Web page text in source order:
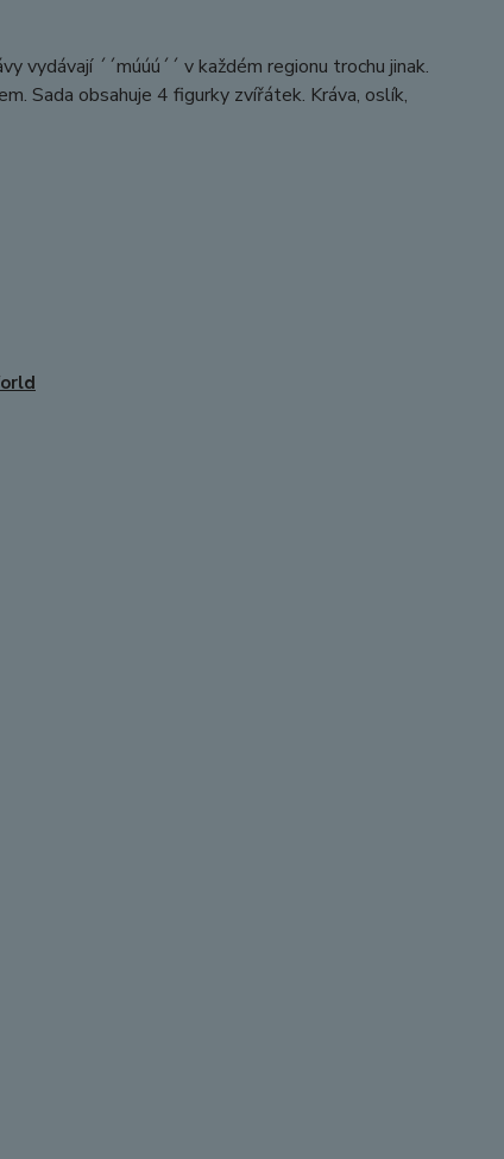
vydávají ´´múúú´´ v každém regionu trochu jinak.
Sada obsahuje 4 figurky zvířátek. Kráva, oslík,